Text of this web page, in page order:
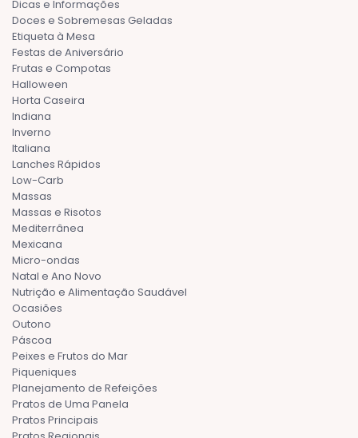
Dicas e Informações
Doces e Sobremesas Geladas
Etiqueta à Mesa
Festas de Aniversário
Frutas e Compotas
Halloween
Horta Caseira
Indiana
Inverno
Italiana
Lanches Rápidos
Low-Carb
Massas
Massas e Risotos
Mediterrânea
Mexicana
Micro-ondas
Natal e Ano Novo
Nutrição e Alimentação Saudável
Ocasiões
Outono
Páscoa
Peixes e Frutos do Mar
Piqueniques
Planejamento de Refeições
Pratos de Uma Panela
Pratos Principais